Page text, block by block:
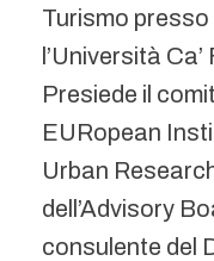
Turismo presso
l’Università
Presiede il
EURopean
Urban
dell’Advisory
consulente del